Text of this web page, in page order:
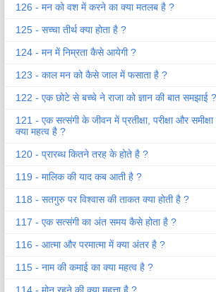
126 - मन को वश में करने का क्या मतलब है ?
125 - सच्चा तीर्थ क्या होता है ?
124 - मन में निम्रता कैसे आयेगी ?
123 - काल मन को कैसे जाल में फसाता है ?
122 - एक छोटे से बच्चे ने राजा को ज्ञान की बात समझाई ?
121 - एक सत्संगी के जीवन में प्रतीक्षा, परीक्षा और समीक्षा
क्या महत्व है ?
120 - प्रारब्ध कितने तरह के होते है ?
119 - मालिक की याद कब आती है ?
118 - सतगुरु पर विश्वास की ताकत क्या होती है ?
117 - एक सत्संगी का अंत समय कैसे होता है ?
116 - आत्मा और परमात्मा में क्या अंतर है ?
115 - नाम की कमाई का क्या महत्व है ?
114 - मोन रहने की क्या महत्ता है ?